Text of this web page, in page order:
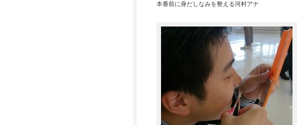
本番前に身だしなみを整える河村アナ